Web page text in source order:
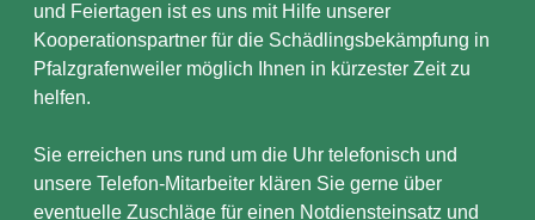
und Feiertagen ist es uns mit Hilfe unserer
Kooperationspartner für die Schädlingsbekämpfung in
Pfalzgrafenweiler möglich Ihnen in kürzester Zeit zu
helfen.
Sie erreichen uns rund um die Uhr telefonisch und
unsere Telefon-Mitarbeiter klären Sie gerne über
eventuelle Zuschläge für einen Notdiensteinsatz und